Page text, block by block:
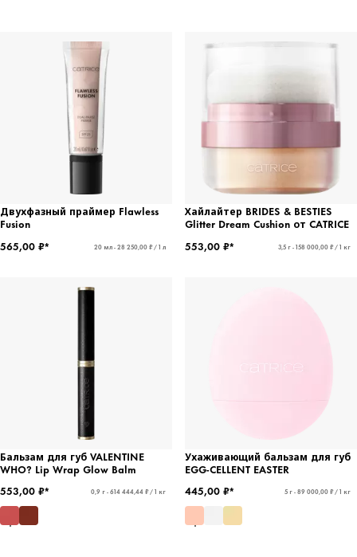
Двухфазный праймер Flawless
Fusion
565,00 ₽*
20 мл - 28 250,00 ₽ / 1 л
Хайлайтер BRIDES & BESTIES
Glitter Dream Cushion от CATRICE
553,00 ₽*
3,5 г - 158 000,00 ₽ / 1 кг
Бальзам для губ VALENTINE
WHO? Lip Wrap Glow Balm
553,00 ₽*
0,9 г - 614 444,44 ₽ / 1 кг
Ухаживающий бальзам для губ
EGG-CELLENT EASTER
445,00 ₽*
5 г - 89 000,00 ₽ / 1 кг